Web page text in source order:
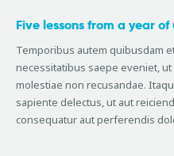
Five lessons from a year
Temporibus autem quibusdam
necessitatibus saepe eveniet,
molestiae non recusandae.
sapiente delectus, ut aut
consequatur aut perferendis